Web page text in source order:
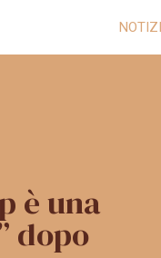
è una
dopo